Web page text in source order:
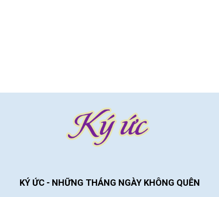
KÝ ỨC - NHỮNG THÁNG NGÀY KHÔNG QUÊN